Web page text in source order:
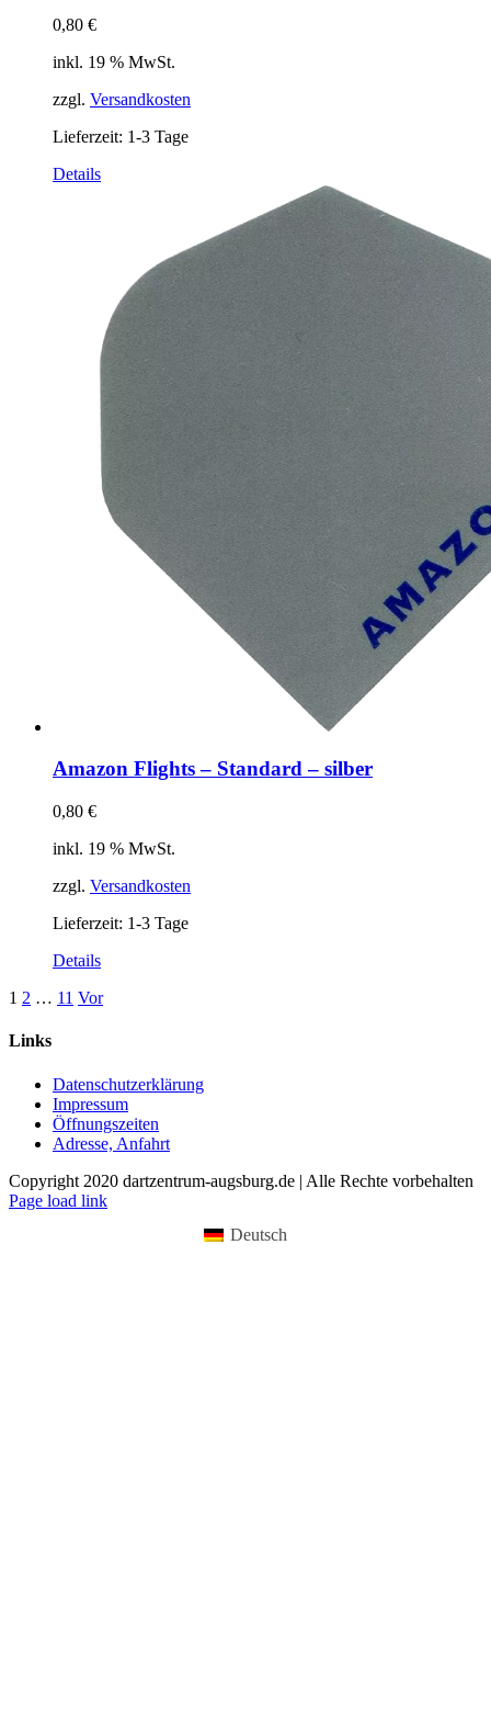
0,80 €
inkl. 19 % MwSt.
zzgl. Versandkosten
Lieferzeit: 1-3 Tage
Details
Amazon Flights – Standard – silber
0,80 €
inkl. 19 % MwSt.
zzgl. Versandkosten
Lieferzeit: 1-3 Tage
Details
1 2 … 11 Vor
Links
Datenschutzerklärung
Impressum
Öffnungszeiten
Adresse, Anfahrt
Copyright 2020 dartzentrum-augsburg.de | Alle Rechte vorbehalten
Facebook
Instagram
YouTube
Page load link
Deutsch